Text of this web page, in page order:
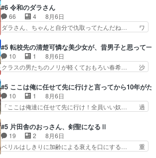
一難、律がビオラの呪縛から… 「私はあなたが嫌
いなんです」「バンドやめ… 何が起きているの
か！？次週、みゅーたいぷ…
マドンってなんなん！？人見知りっぽい… なんな
ら下ネタ0じゃなかったかこんな回が… 他のエピ
ソードに対してマイルドな回だった… 今回はだい
ぶある程度抑えてる？w感じな気… アルねこ、そ
ていたゴキブリ死んでるGP… アルねこ危険です
よね。健康的な面で··江… 酔い潰れ行き着いた江
ノ島で、朝日を眺めな…
#6 令和のダラさん
66 4
8月6日
ダラさん、ちゃんと自分で仇取ってたんだね… ワ
ットに憧れてビーム撃ちたいと…そうい… 余りに
も凄惨なダラさんの過去ダラさんの６… 過去編は
これで一区切りかなギャグも面白い… ガンガガン
♪薫がなんかしっかり歌ってロマ… 姉巫女の誤
日頃からガンガン言うてないで… このアニメはど
こに行くのだろう、面白すぎ… 姉のした事はただ
単に一族を絶滅させただけ…
#5 転校先の清楚可憐な美少女が、昔男子と思って一
10 1
8月6日
クラスの男たちのノリが軽くておもろい春希… 沙
もちゃんが透けブラしててびっくりして… レベル
のキャラが登場。相変わらず顔や体の… 隼人が春
希の級友を巻き込んだイジりに動じ… 第５話を
U-NEXTで視聴しました。視聴… ラブコメで天然
す隼人を見てなぜか不安に… 無理なダイエットは
禁物だけど、なかなか結… 「これからもお手入
れ、がんばりゅ」ありが…
#5 ここは俺に任せて先に行けと言ってから10年が
10 1
8月6日
「ここは俺達に任せて先に行け！全員いい奴… 過
鈴奈（@0suzuna0）が【マリー… 村ごと乗っ取
られてたら流石に気付かないか… 《漫画版少し読
んだことある》エリックとゴ… ロックは敵に容赦
無くブスっといくから気持… 勇者パーティー再結
#5 片田舎のおっさん、剣聖になるⅡ
19 2
8月6日
ベリルはしきりに加齢による衰えを口にする… 重